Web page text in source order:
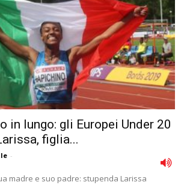
in lungo: gli Europei Under 20
figlia...
-
madre e suo padre: stupenda Larissa